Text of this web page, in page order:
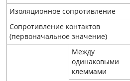
Изоляционное сопротивление
Сопротивление контактов
(первоначальное значение)
Между
одинаковыми
клеммами